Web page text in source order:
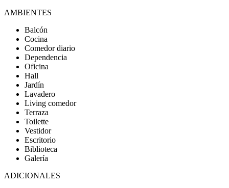
AMBIENTES
Balcón
Cocina
Comedor diario
Dependencia
Oficina
Hall
Jardín
Lavadero
Living comedor
Terraza
Toilette
Vestidor
Escritorio
Biblioteca
Galería
ADICIONALES